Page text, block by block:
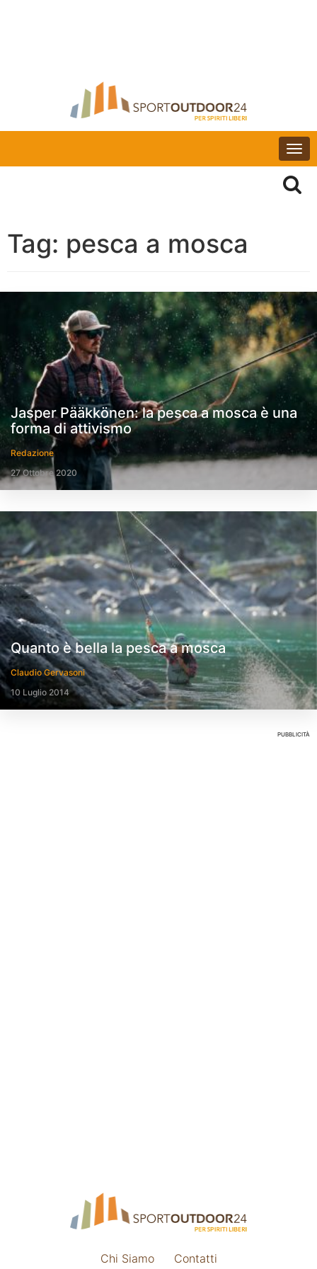
Tag: pesca a mosca
Jasper Pääkkönen: la pesca a mosca è una
forma di attivismo
Redazione
27 Ottobre 2020
Quanto è bella la pesca a mosca
Claudio Gervasoni
10 Luglio 2014
PUBBLICITÀ
Chi Siamo Contatti